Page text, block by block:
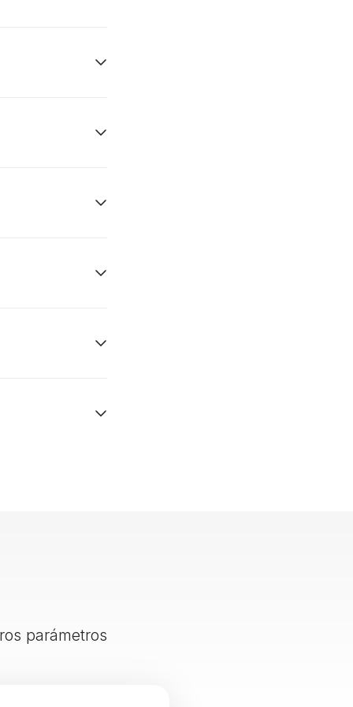
parámetros